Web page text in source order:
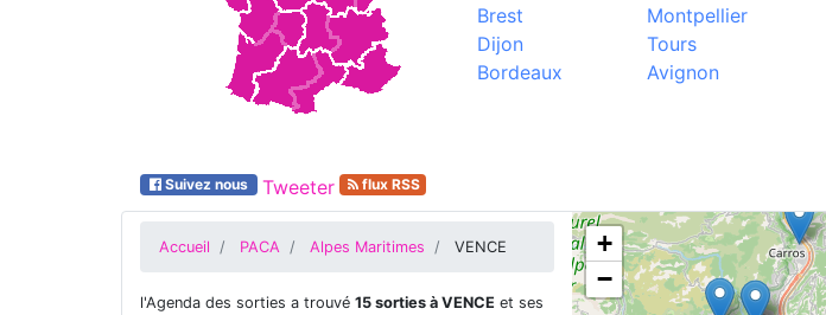
Brest
Dijon
Bordeaux
Montpellier
Tours
Avignon
Suivez nous Tweeter flux RSS
Accueil PACA Alpes Maritimes VENCE
l'Agenda des sorties a trouvé 15 sorties à VENCE et ses
+
−